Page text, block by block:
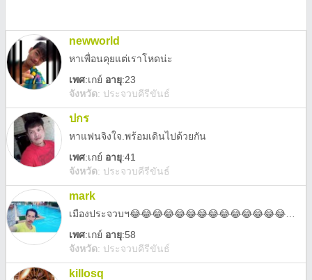
newworld
หาเพื่อนคุยแต่เราโหดน่ะ
เพศ:เกย์ อายุ:23
จังหวัด: ประจวบคีรีขันธ์
ปกร
หาแฟนจิงใจ.พร้อมเดินไปด้วยกัน
เพศ:เกย์ อายุ:41
จังหวัด: ประจวบคีรีขันธ์
mark
เพศ:เกย์ อายุ:58
จังหวัด: ประจวบคีรีขันธ์
killosq